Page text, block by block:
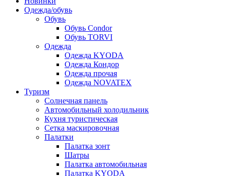
Одежда/обувь
Обувь
Обувь Condor
Обувь TORVI
Одежда
Одежда KYODA
Одежда Кондор
Одежда прочая
Одежда NOVATEX
Туризм
Солнечная панель
Автомобильный холодильник
Кухня туристическая
Сетка маскировочная
Палатки
Палатка зонт
Шатры
Палатка автомобильная
Палатка KYODA